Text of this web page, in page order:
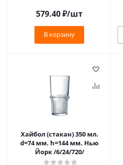
579.40₽/шт
В корзину
Хайбол (стакан) 350 мл.
d=74 мм. h=144 мм. Нью
Йорк /6/24/720/